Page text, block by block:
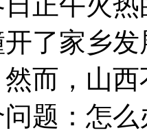
了家乡
而，山
题：怎